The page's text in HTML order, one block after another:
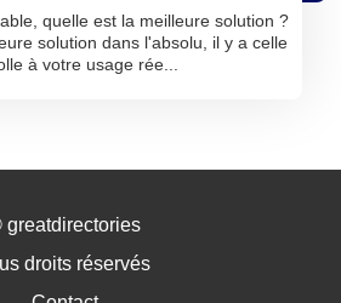
quelle est la meilleure solution ?
solution dans l'absolu, il y a celle
à votre usage rée...
greatdirectories
droits réservés